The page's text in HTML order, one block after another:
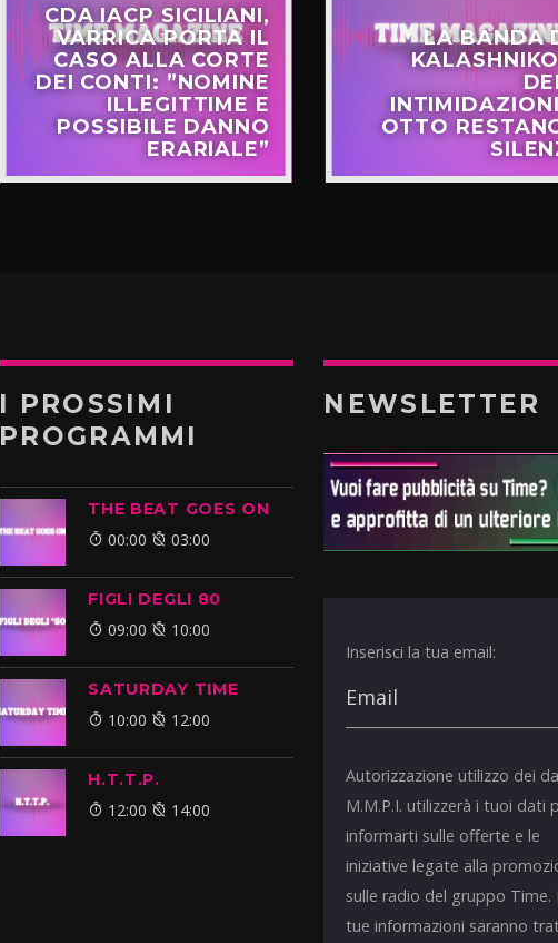
CDA IACP SICILIANI,
VARRICA PORTA IL
CASO ALLA CORTE
DEI CONTI: ”NOMINE
ILLEGITTIME E
POSSIBILE DANNO
ERARIALE”
LA BANDA
OTTO
I PROSSIMI
PROGRAMMI
THE BEAT GOES ON
00:00 03:00
FIGLI DEGLI 80
09:00 10:00
SATURDAY TIME
10:00 12:00
H.T.T.P.
12:00 14:00
NEWSLETTER
Inserisci la tua email:
Autorizzazione utilizzo dei
M.M.P.I. utilizzerà i tuoi dati
informarti sulle offerte e le
iniziative legate alla
sulle radio del gruppo Time.
tue informazioni saranno